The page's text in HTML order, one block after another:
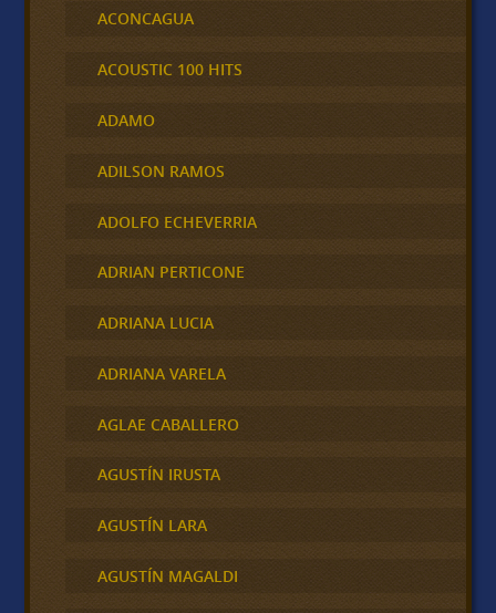
ACONCAGUA
ACOUSTIC 100 HITS
ADAMO
ADILSON RAMOS
ADOLFO ECHEVERRIA
ADRIAN PERTICONE
ADRIANA LUCIA
ADRIANA VARELA
AGLAE CABALLERO
AGUSTÍN IRUSTA
AGUSTÍN LARA
AGUSTÍN MAGALDI